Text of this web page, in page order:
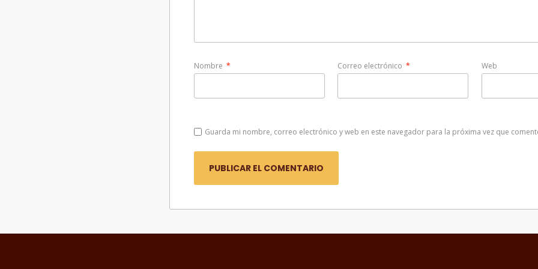
Nombre * Correo electrónico * Web
Guarda mi nombre, correo electrónico y web en este navegador para la próxima vez que